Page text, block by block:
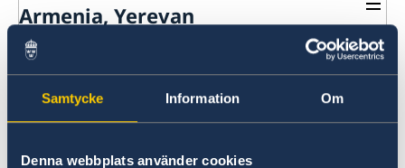
Samtycke Information Om
Denna webbplats använder cookies
Armenia, Yerevan
Contact
About us
Ambassador
Current
Vote in Armenia
Does the Embassy of Sweden
in Yerevan legalise
documents or issue